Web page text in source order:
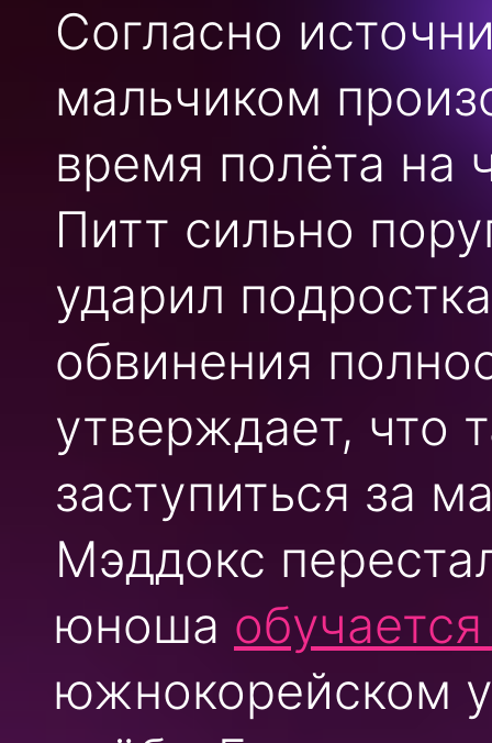
Согласно
мальчиком
время полёта на
Питт сильно
ударил
обвинения
утверждает, что
заступиться за
Мэддокс
юноша
южнокорейском